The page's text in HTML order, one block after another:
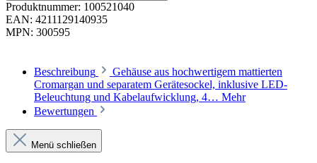
Produktnummer: 100521040
EAN: 4211129140935
MPN: 300595
Beschreibung
Gehäuse aus hochwertigem mattierten
Cromargan und separatem Gerätesockel, inklusive LED-
Beleuchtung und Kabelaufwicklung, 4… Mehr
Bewertungen
Menü schließen